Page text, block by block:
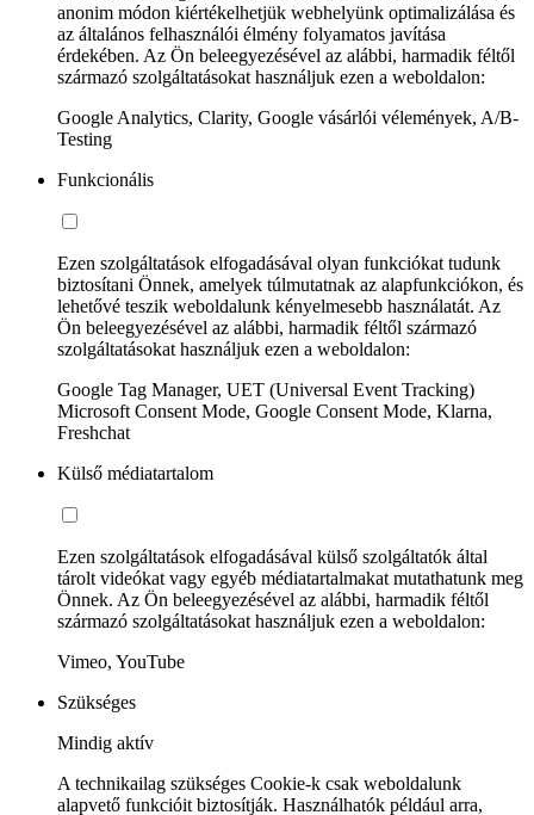
anonim módon kiértékelhetjük webhelyünk optimalizálása és
az általános felhasználói élmény folyamatos javítása
érdekében. Az Ön beleegyezésével az alábbi, harmadik féltől
származó szolgáltatásokat használjuk ezen a weboldalon:
Google Analytics, Clarity, Google vásárlói vélemények, A/B-
Testing
Funkcionális
Ezen szolgáltatások elfogadásával olyan funkciókat tudunk
biztosítani Önnek, amelyek túlmutatnak az alapfunkciókon, és
lehetővé teszik weboldalunk kényelmesebb használatát. Az
Ön beleegyezésével az alábbi, harmadik féltől származó
szolgáltatásokat használjuk ezen a weboldalon:
Google Tag Manager, UET (Universal Event Tracking)
Microsoft Consent Mode, Google Consent Mode, Klarna,
Freshchat
Külső médiatartalom
Ezen szolgáltatások elfogadásával külső szolgáltatók által
tárolt videókat vagy egyéb médiatartalmakat mutathatunk meg
Önnek. Az Ön beleegyezésével az alábbi, harmadik féltől
származó szolgáltatásokat használjuk ezen a weboldalon:
Vimeo, YouTube
Szükséges
Mindig aktív
A technikailag szükséges Cookie-k csak weboldalunk
alapvető funkcióit biztosítják. Használhatók például arra,